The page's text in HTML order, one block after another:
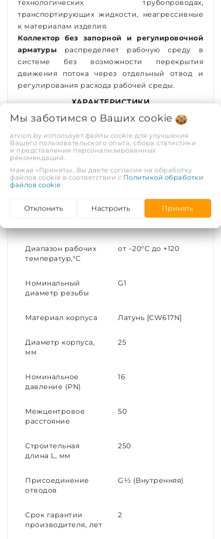
технологических трубопроводах,
транспортирующих жидкости, неагрессивные
к материалам изделия.
Коллектор без запорной и регулировочной
арматуры распределяет рабочую среду в
системе без возможности перекрытия
движения потока через отдельный отвод и
регулирования расхода рабочей среды.
ХАРАКТЕРИСТИКИ
МПа
Количество
Диапазон рабочих
температур,°С
от –20°С до +120
Номинальный
диаметр резьбы
G1
Материал корпуса Латунь [CW617N]
Диаметр корпуса,
мм
25
Номинальное
давление (PN)
16
Межцентровое
расстояние
50
Строительная
длина L, мм
250
Присоединение
отводов
G½ (Внутренняя)
Срок гарантии
производителя, лет
2
Мы заботимся о Ваших cookie
arvion.by использует файлы cookie для улучшения
Вашего пользовательского опыта, сбора статистики
и представления персонализированных
рекомендаций.
Нажав «Принять», Вы даете согласие на обработку
файлов cookie в соответствии с Политикой обработки
файлов cookie.
Отклонить Настроить Принять